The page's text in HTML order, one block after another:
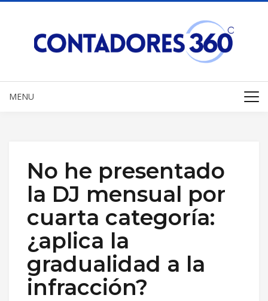
MENU
No he presentado
la DJ mensual por
cuarta categoría:
¿aplica la
gradualidad a la
infracción?